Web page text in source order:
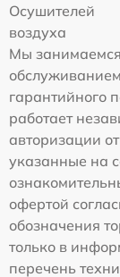
Осушителей
воздуха
Мы
гарантийного
работает
авторизации
указанные на
офертой
обозначения
только в
перечень